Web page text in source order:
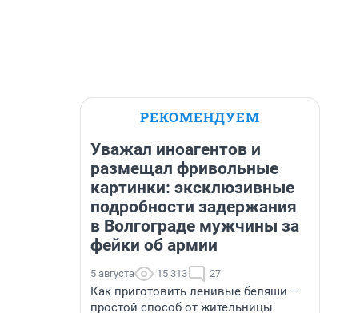
РЕКОМЕНДУЕМ
Уважал иноагентов и
размещал фривольные
картинки: эксклюзивные
подробности задержания
в Волгограде мужчины за
фейки об армии
5 августа 15 313 27
Как приготовить ленивые беляши —
простой способ от жительницы